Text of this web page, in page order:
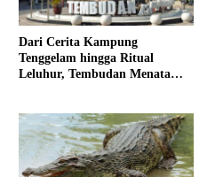
Dari Cerita Kampung
Tenggelam hingga Ritual
Leluhur, Tembudan Menata